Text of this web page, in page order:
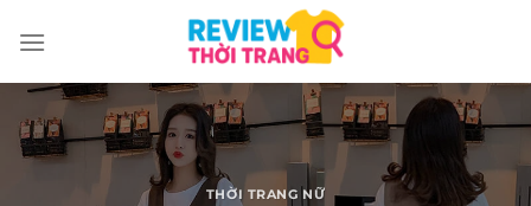
đến
THỜI TRANG NỮ